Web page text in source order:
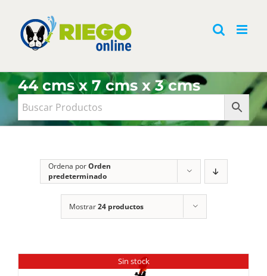
contenido
44 cms x 7 cms x 3 cms
Ordena porOrden
predeterminado
Mostrar24 productos
Sin stock